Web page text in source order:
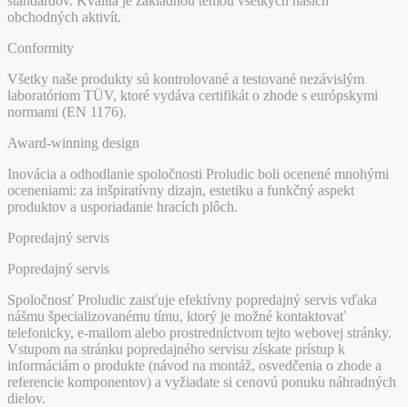
obchodných aktivít.
Conformity
Všetky naše produkty sú kontrolované a testované nezávislým
laboratóriom TÜV, ktoré vydáva certifikát o zhode s európskymi
normami (EN 1176).
Award-winning design
Inovácia a odhodlanie spoločnosti Proludic boli ocenené mnohými
oceneniami: za inšpiratívny dizajn, estetiku a funkčný aspekt
produktov a usporiadanie hracích plôch.
Popredajný servis
Popredajný servis
Spoločnosť Proludic zaisťuje efektívny popredajný servis vďaka
nášmu špecializovanému tímu, ktorý je možné kontaktovať
telefonicky, e-mailom alebo prostredníctvom tejto webovej stránky.
Vstupom na stránku popredajného servisu získate prístup k
informáciám o produkte (návod na montáž, osvedčenia o zhode a
referencie komponentov) a vyžiadate si cenovú ponuku náhradných
dielov.